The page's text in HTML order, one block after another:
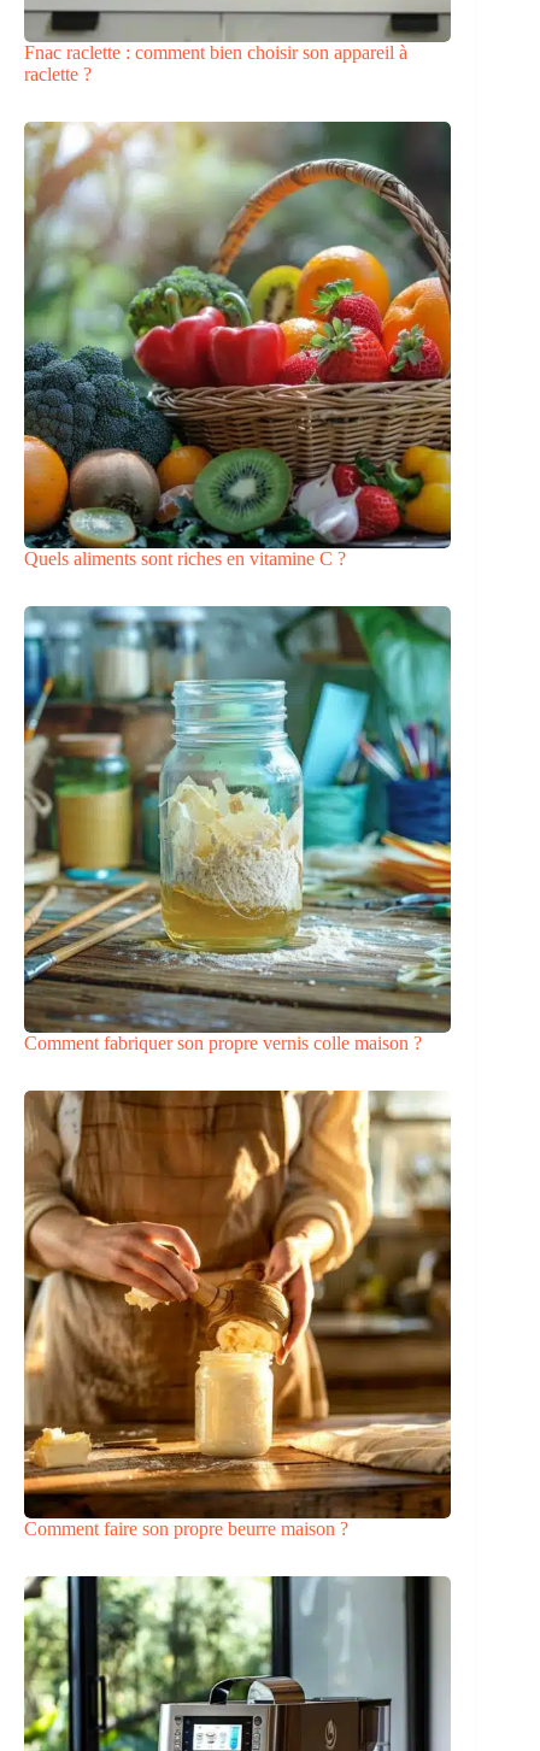
Fnac raclette : comment bien choisir son appareil à
raclette ?
Quels aliments sont riches en vitamine C ?
Comment fabriquer son propre vernis colle maison ?
Comment faire son propre beurre maison ?